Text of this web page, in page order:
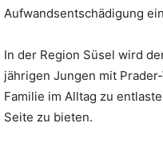
Aufwandsentschädigung
In der Region Süsel wird
jährigen Jungen mit
Familie im Alltag zu
Seite zu bieten.